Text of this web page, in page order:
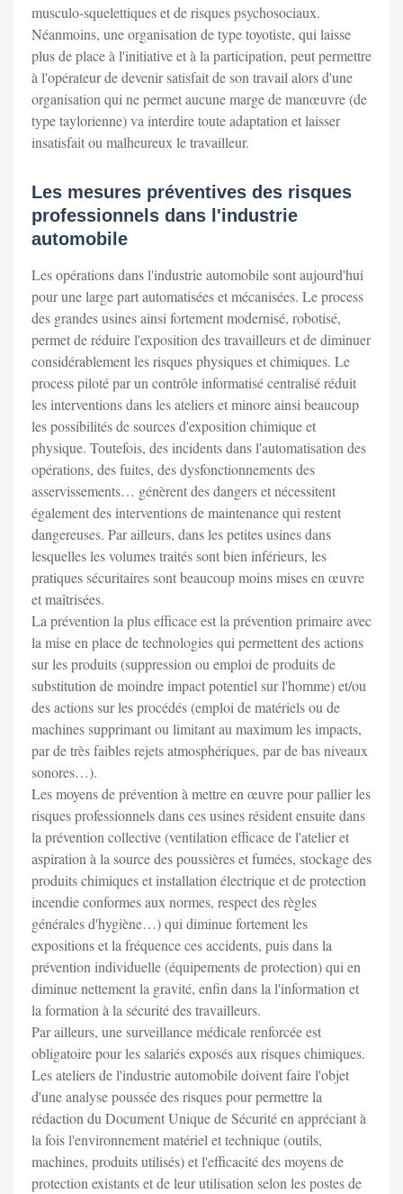
musculo-squelettiques et de risques psychosociaux.
Néanmoins, une organisation de type toyotiste, qui laisse
plus de place à l'initiative et à la participation, peut permettre
à l'opérateur de devenir satisfait de son travail alors d'une
organisation qui ne permet aucune marge de manœuvre (de
type taylorienne) va interdire toute adaptation et laisser
insatisfait ou malheureux le travailleur.
Les mesures préventives des risques
professionnels dans l'industrie
automobile
Les opérations dans l'industrie automobile sont aujourd'hui
pour une large part automatisées et mécanisées. Le process
des grandes usines ainsi fortement modernisé, robotisé,
permet de réduire l'exposition des travailleurs et de diminuer
considérablement les risques physiques et chimiques. Le
process piloté par un contrôle informatisé centralisé réduit
les interventions dans les ateliers et minore ainsi beaucoup
les possibilités de sources d'exposition chimique et
physique. Toutefois, des incidents dans l'automatisation des
opérations, des fuites, des dysfonctionnements des
asservissements… génèrent des dangers et nécessitent
également des interventions de maintenance qui restent
dangereuses. Par ailleurs, dans les petites usines dans
lesquelles les volumes traités sont bien inférieurs, les
pratiques sécuritaires sont beaucoup moins mises en œuvre
et maîtrisées.
La prévention la plus efficace est la prévention primaire avec
la mise en place de technologies qui permettent des actions
sur les produits (suppression ou emploi de produits de
substitution de moindre impact potentiel sur l'homme) et/ou
des actions sur les procédés (emploi de matériels ou de
machines supprimant ou limitant au maximum les impacts,
par de très faibles rejets atmosphériques, par de bas niveaux
sonores…).
Les moyens de prévention à mettre en œuvre pour pallier les
risques professionnels dans ces usines résident ensuite dans
la prévention collective (ventilation efficace de l'atelier et
aspiration à la source des poussières et fumées, stockage des
produits chimiques et installation électrique et de protection
incendie conformes aux normes, respect des règles
générales d'hygiène…) qui diminue fortement les
expositions et la fréquence ces accidents, puis dans la
prévention individuelle (équipements de protection) qui en
diminue nettement la gravité, enfin dans la l'information et
la formation à la sécurité des travailleurs.
Par ailleurs, une surveillance médicale renforcée est
obligatoire pour les salariés exposés aux risques chimiques.
Les ateliers de l'industrie automobile doivent faire l'objet
d'une analyse poussée des risques pour permettre la
rédaction du Document Unique de Sécurité en appréciant à
la fois l'environnement matériel et technique (outils,
machines, produits utilisés) et l'efficacité des moyens de
protection existants et de leur utilisation selon les postes de